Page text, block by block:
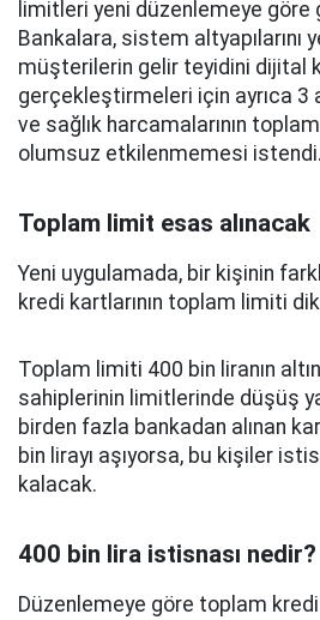
limitleri yeni düzenlemeye göre
Bankalara, sistem altyapılarını
müşterilerin gelir teyidini dijital
gerçekleştirmeleri için ayrıca 3
ve sağlık harcamalarının
olumsuz etkilenmemesi istendi.
Toplam limit esas alınacak
Yeni uygulamada, bir kişinin
kredi kartlarının toplam limiti
Toplam limiti 400 bin liranın
sahiplerinin limitlerinde düşüş
birden fazla bankadan alınan
bin lirayı aşıyorsa, bu kişiler
kalacak.
400 bin lira istisnası nedir?
Düzenlemeye göre toplam